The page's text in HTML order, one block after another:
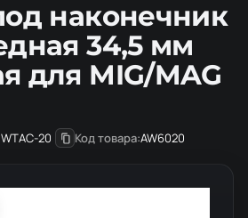
наконечник
34,5 мм
для MIG/MAG
20 Код товара:AW6020